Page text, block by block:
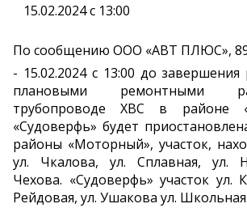
15.02.2024 с 13:00
По сообщению ООО «АВТ ПЛЮС»,
- 15.02.2024 с 13:00 до завершения
плановыми ремонтными
трубопроводе ХВС в районе
«Судоверфь» будет
районы «Моторный», участок,
ул. Чкалова, ул. Сплавная, ул.
Чехова. «Судоверфь» участок ул.
Рейдовая, ул. Ушакова ул. Школьная.